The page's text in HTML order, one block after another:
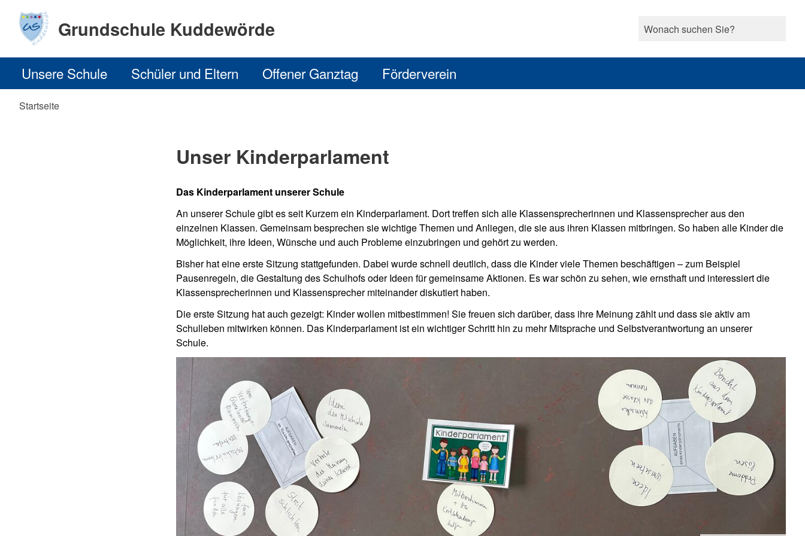
Grundschule Kuddewörde
Unsere Schule Schüler und Eltern Offener Ganztag Förderverein
Startseite
Unser Kinderparlament
Das Kinderparlament unserer Schule
An unserer Schule gibt es seit Kurzem ein Kinderparlament. Dort treffen sich alle Klassensprecherinnen und Klassensprecher aus den
einzelnen Klassen. Gemeinsam besprechen sie wichtige Themen und Anliegen, die sie aus ihren Klassen mitbringen. So haben alle Kinder die
Möglichkeit, ihre Ideen, Wünsche und auch Probleme einzubringen und gehört zu werden.
Bisher hat eine erste Sitzung stattgefunden. Dabei wurde schnell deutlich, dass die Kinder viele Themen beschäftigen – zum Beispiel
Pausenregeln, die Gestaltung des Schulhofs oder Ideen für gemeinsame Aktionen. Es war schön zu sehen, wie ernsthaft und interessiert die
Klassensprecherinnen und Klassensprecher miteinander diskutiert haben.
Die erste Sitzung hat auch gezeigt: Kinder wollen mitbestimmen! Sie freuen sich darüber, dass ihre Meinung zählt und dass sie aktiv am
Schulleben mitwirken können. Das Kinderparlament ist ein wichtiger Schritt hin zu mehr Mitsprache und Selbstverantwortung an unserer
Schule.